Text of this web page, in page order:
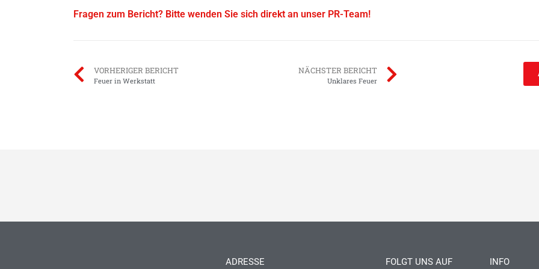
Fragen zum Bericht? Bitte wenden Sie sich direkt an unser PR-Team!
VORHERIGER BERICHT
Feuer in Werkstatt
NÄCHSTER BERICHT
Unklares Feuer
ADRESSE FOLGT UNS AUF INFO